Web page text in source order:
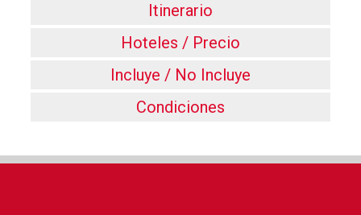
Itinerario
Hoteles / Precio
Incluye / No Incluye
Condiciones